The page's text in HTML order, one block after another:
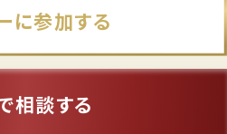
に参加する
相談する